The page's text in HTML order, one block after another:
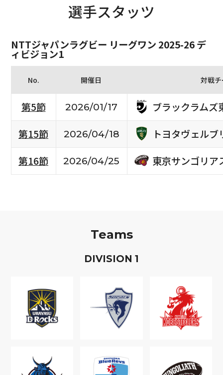
選手スタッツ
NTTジャパンラグビー リーグワン 2025-26 デ
ィビジョン1
No. 開催日 対戦
第5節 2026/01/17
ブラックラムズ
第15節
2026/04/18
トヨタヴェルブ
第16節
2026/04/25 東京サンゴリア
Teams
DIVISION 1